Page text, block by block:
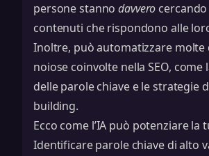
persone stannodavvero
contenuti che rispondono alle
Inoltre, può automatizzare molte
noiose coinvolte nella SEO, come
delle parole chiave e lestrategie
building.
Ecco come l’IA può potenziare la
Identificare parole chiave di alto